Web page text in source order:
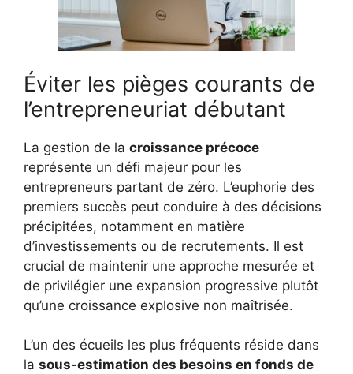
Éviter les pièges courants de
l’entrepreneuriat débutant
La gestion de la croissance précoce
représente un défi majeur pour les
entrepreneurs partant de zéro. L’euphorie des
premiers succès peut conduire à des décisions
précipitées, notamment en matière
d’investissements ou de recrutements. Il est
crucial de maintenir une approche mesurée et
de privilégier une expansion progressive plutôt
qu’une croissance explosive non maîtrisée.
L’un des écueils les plus fréquents réside dans
la sous-estimation des besoins en fonds de